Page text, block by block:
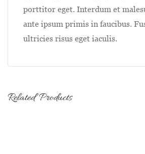
porttitor eget. Interdum et
ante ipsum primis in faucibus.
ultricies risus eget iaculis.
Related Products